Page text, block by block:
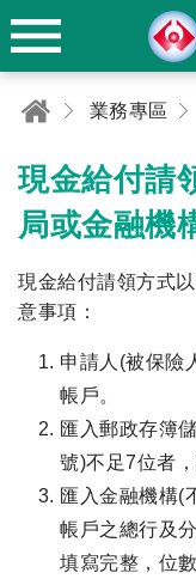
業務專區
現金給付請
局或金融機
現金給付請領方式
意事項：
申請人(被保險
帳戶。
匯入郵政存簿
號)不足7位者
匯入金融機構(
帳戶之總行及
填寫完整，位